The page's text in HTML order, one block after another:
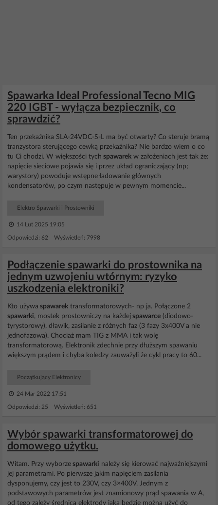
Spawarka Ideal Professional Tecno MIG
220 IGBT - wyłącza bezpiecznik, co
sprawdzić?
Ten przekaźnika SLA-24VDC-S-L ma być otwarty? Co steruje bramą
tranzystora sterującego cewką przekaźnika? Nie bardzo wiem o co
tu Ci chodzi. W większości tych spawarek w założeniach jest tak że:
napięcie sieciowe pojawia się i przez układ ograniczający (np;
warystory) powoduje wstępne ładowanie głównych
kondensatorów, po czym następuje w pewnym momencie...
Elektro Spawarki i Prostowniki
14 Lut 2025 19:05
Odpowiedzi: 62 Wyświetleń: 7998
Podłączenie spawarki do prostownika na
jednym uzwojeniu wtórnym: ryzyko
uszkodzenia elektroniki?
Kto używa spawarek transformatorowych- np ja. Połączone 2
spawarki, mostek prostowniczy na każdej spawarce (diodowo-
tyrystorowy), dławik, zasilanie z różnych faz (3 fazy 3x400V a nie
jednofazowa). Chociaż mam TIG z MMA i tak wolę
transformatorową. Elektronik zdechnie przy dłuższym spawaniu
większym prądem i chyba koledzy zauważyli że cykl pracy to 60...
Początkujący Elektronicy
24 Mar 2022 17:51
Odpowiedzi: 25 Wyświetleń: 651
Wybór spawarki transformatorowej do
domowego użytku.
Witam. Przy wyborze spawarki należy się kierować najważniejszymi
jej parametrami. Po pierwsze jakim napięciem zasilania
dysponujemy, czy jest to 230V, czy 3×400V. Jednym z
podstawowych parametrów jest znamionowy prąd spawania w A,
od tego zależy średnica elektrody jaką będzie można użyć do